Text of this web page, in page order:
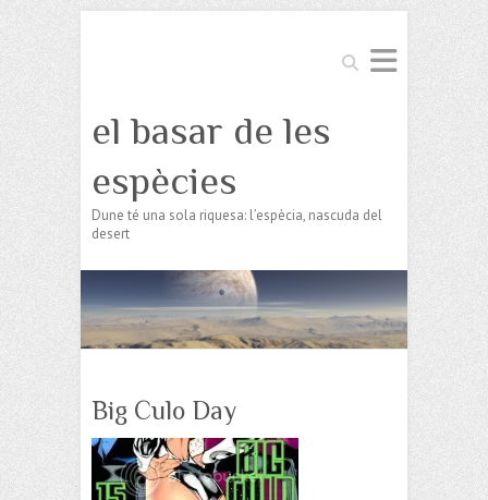
Search
el basar de les
espècies
Dune té una sola riquesa: l’espècia, nascuda del
desert
Big Culo Day